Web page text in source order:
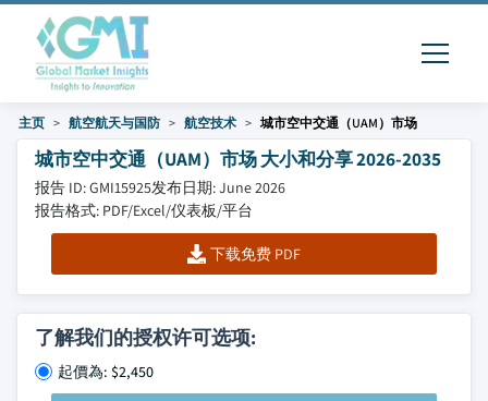
主页 航空航天与国防 航空技术 城市空中交通（UAM）市场
城市空中交通（UAM）市场 大小和分享 2026-2035
报告 ID: GMI15925发布日期: June 2026
报告格式: PDF/Excel/仪表板/平台
下载免费 PDF
了解我们的授权许可选项:
起價為: $2,450